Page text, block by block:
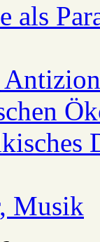
als
Musik